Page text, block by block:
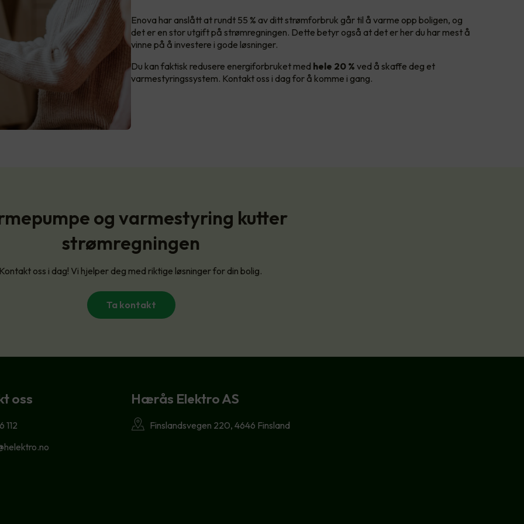
Enova har anslått at rundt 55 % av ditt strømforbruk går til å varme opp boligen, og
det er en stor utgift på strømregningen. Dette betyr også at det er her du har mest å
vinne på å investere i gode løsninger.
Du kan faktisk redusere energiforbruket med hele 20 % ved å skaffe deg et
varmestyringssystem. Kontakt oss i dag for å komme i gang.
og varmestyring kutter
strømregningen
oss i dag! Vi hjelper deg med riktige løsninger for din bolig.
Ta kontakt
oss
112
Hærås Elektro AS
Finslandsvegen 220, 4646 Finsland